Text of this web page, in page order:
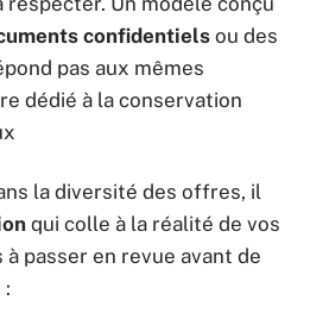
confidentielsou des
pas aux mêmes
dédié à la conservation
la diversité des offres, il
qui colle à la réalité de vos
passer en revue avant de